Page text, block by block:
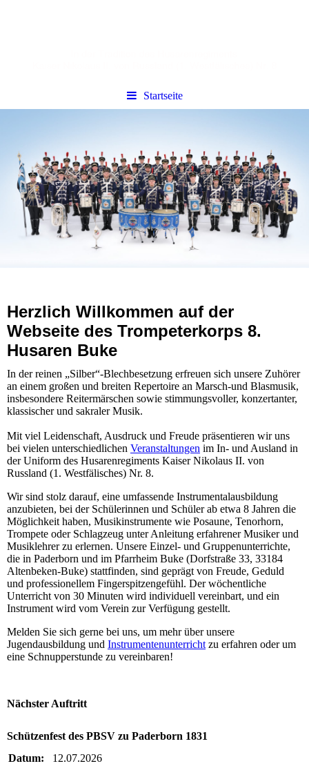
Startseite
Herzlich Willkommen auf der
Webseite des Trompeterkorps 8.
Husaren Buke
In der reinen „Silber“-Blechbesetzung erfreuen sich unsere Zuhörer
an einem großen und breiten Repertoire an Marsch-und Blasmusik,
insbesondere Reitermärschen sowie stimmungsvoller, konzertanter,
klassischer und sakraler Musik.
Mit viel Leidenschaft, Ausdruck und Freude präsentieren wir uns
bei vielen unterschiedlichen Veranstaltungen im In- und Ausland in
der Uniform des Husarenregiments Kaiser Nikolaus II. von
Russland (1. Westfälisches) Nr. 8.
Wir sind stolz darauf, eine umfassende Instrumentalausbildung
anzubieten, bei der Schülerinnen und Schüler ab etwa 8 Jahren die
Möglichkeit haben, Musikinstrumente wie Posaune, Tenorhorn,
Trompete oder Schlagzeug unter Anleitung erfahrener Musiker und
Musiklehrer zu erlernen. Unsere Einzel- und Gruppenunterrichte,
die in Paderborn und im Pfarrheim Buke (Dorfstraße 33, 33184
Altenbeken-Buke) stattfinden, sind geprägt von Freude, Geduld
und professionellem Fingerspitzengefühl. Der wöchentliche
Unterricht von 30 Minuten wird individuell vereinbart, und ein
Instrument wird vom Verein zur Verfügung gestellt.
Melden Sie sich gerne bei uns, um mehr über unsere
Jugendausbildung und Instrumentenunterricht zu erfahren oder um
eine Schnupperstunde zu vereinbaren!
Nächster Auftritt
Schützenfest des PBSV zu Paderborn 1831
Datum:
12.07.2026